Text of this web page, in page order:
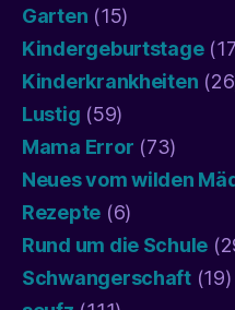
Garten (15)
Kindergeburtstage
Kinderkrankheiten
Lustig (59)
Mama Error (73)
Neues vom wilden
Rezepte (6)
Rund um die Schule
Schwangerschaft(19)